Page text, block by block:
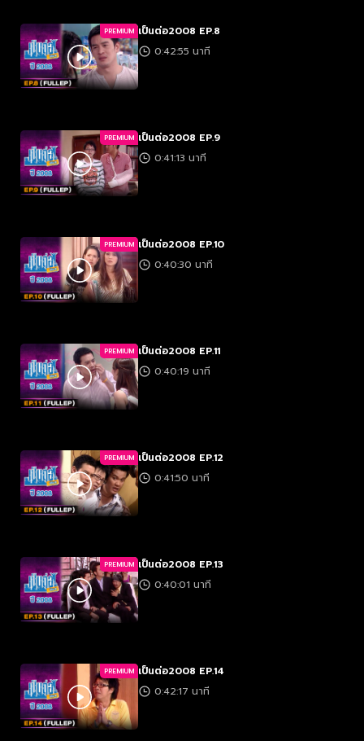
PREMIUM เป็นต่อ2008 EP.8
0:42:55 นาที
PREMIUM เป็นต่อ2008 EP.9
0:41:13 นาที
PREMIUM เป็นต่อ2008 EP.10
0:40:30 นาที
PREMIUM เป็นต่อ2008 EP.11
0:40:19 นาที
PREMIUM เป็นต่อ2008 EP.12
0:41:50 นาที
PREMIUM เป็นต่อ2008 EP.13
0:40:01 นาที
PREMIUM เป็นต่อ2008 EP.14
0:42:17 นาที